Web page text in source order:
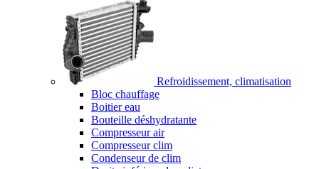
Refroidissement, climatisation
Bloc chauffage
Boitier eau
Bouteille déshydratante
Compresseur air
Compresseur clim
Condenseur de clim